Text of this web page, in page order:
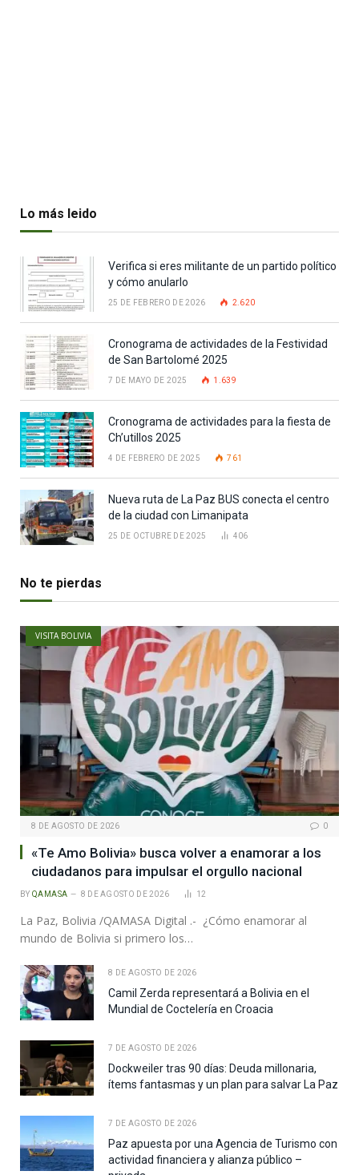
Lo más leido
Verifica si eres militante de un partido político
y cómo anularlo
25 DE FEBRERO DE 2026 2.620
Cronograma de actividades de la Festividad
de San Bartolomé 2025
7 DE MAYO DE 2025 1.639
Cronograma de actividades para la fiesta de
Ch’utillos 2025
4 DE FEBRERO DE 2025 761
Nueva ruta de La Paz BUS conecta el centro
de la ciudad con Limanipata
25 DE OCTUBRE DE 2025 406
No te pierdas
VISITA BOLIVIA
8 DE AGOSTO DE 2026 0
«Te Amo Bolivia» busca volver a enamorar a los
ciudadanos para impulsar el orgullo nacional
BY QAMASA 8 DE AGOSTO DE 2026 12
La Paz, Bolivia /QAMASA Digital .- ¿Cómo enamorar al
mundo de Bolivia si primero los…
8 DE AGOSTO DE 2026
Camil Zerda representará a Bolivia en el
Mundial de Coctelería en Croacia
7 DE AGOSTO DE 2026
Dockweiler tras 90 días: Deuda millonaria,
ítems fantasmas y un plan para salvar La Paz
7 DE AGOSTO DE 2026
Paz apuesta por una Agencia de Turismo con
actividad financiera y alianza público –